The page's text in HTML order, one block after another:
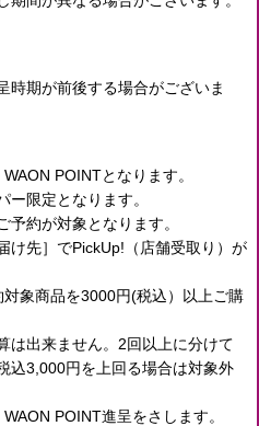
時期が前後する場合がございま
POINTとなります。
限定となります。
約が対象となります。
先］でPickUp!（店舗受取り）が
象商品を3000円(税込）以上ご購
は出来ません。2回以上に分けて
込3,000円を上回る場合は対象外
POINT進呈をさします。